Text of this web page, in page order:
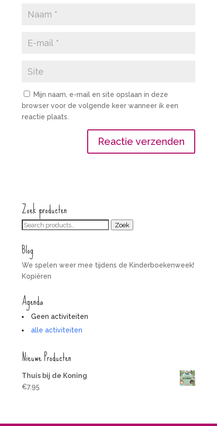
Mijn naam, e-mail en site opslaan in deze
browser voor de volgende keer wanneer ik een
reactie plaats.
Zoek producten
Zoeken
Zoek
Blog
We spelen weer mee tijdens de Kinderboekenweek!
Kopiëren
Agenda
Geen activiteiten
alle activiteiten
Nieuwe Producten
Thuis bij de Koning
€7.95